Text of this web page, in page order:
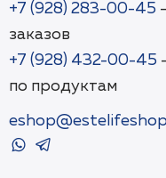
+7 (928) 283-00-45
заказов
+7 (928) 432-00-45
по продуктам